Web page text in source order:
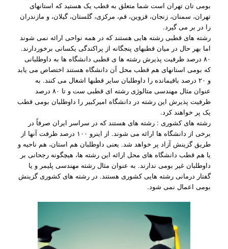
بومی تان تهران است شما متعلق به قطب یک هستید که استانهای
تهران، سمنان، زنجان، قزوین، قم، مرکزی، گلستان، گیلان، و مازندران
را در بر می گیرد.
رشته های قطبی رشته هایی هستند که در همه نواحی ارائه نمی شوند
اما بهر حال در میان قطبهای پنجگانه از پراکندگی یکسانی برخوردارند.
۸۰ درصد ظرفیت پذیرش رشته ها ی قطبی دانشگاه ها به داوطلبانی
که بومی استانهای هم قطب محل آن دانشگاه هستند اختصاص می یابد
و ۲۰ درصد باقیمانده را داوطلبان سایر قطبها اشغال می کنند. به
عنوان مثال مهندسی متالوژی رشته ای قطبی ست و تا ۸۰ درصد
ظرفیت پذیرش این رشته در دانشگاه امیرکبیر را داوطلبان بومی قطب
یک پر خواهند کرد.
رشته های کشوری : رشته های هستند که در سراسر ایران صرفاً در
برخی از دانشگاه ها ارائه می شوند. از اینرو ۱۰۰ درصد ظرفت آنها از
طریق گزینش آزاد پر خواهد شد. یعنی داوطلبان هم استان، هم ناحیه و
یا هم قطب دانشگاه های محل ارائه این رشته ها، هیچگونه رجحانی بر
داوطلبان غیر بومی ندارند. به عنوان مثال رشته مهندسی پلیمر و یا
گفتار درمانی رشته هایی کشوری هستند. در رشته های کشوری گزینش
بومی اعمال نمی شود.